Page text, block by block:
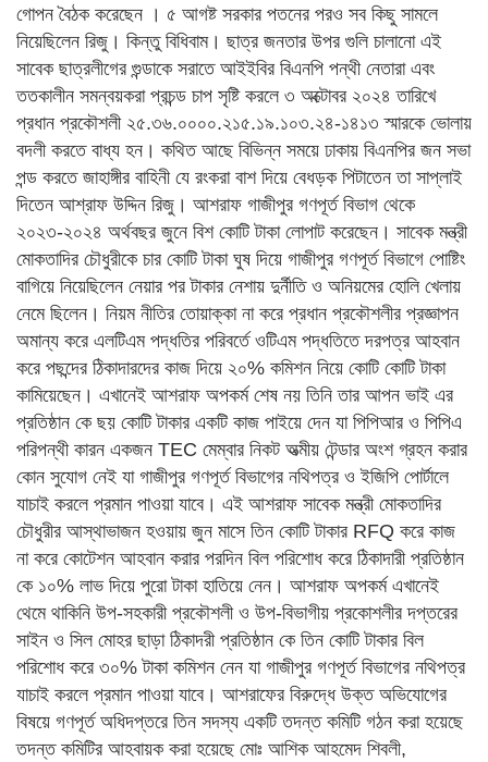
গোপন বৈঠক করেছেন । ৫ আগষ্ট সরকার পতনের পরও সব কিছু সামলে
নিয়েছিলেন রিজু। কিন্তু বিধিবাম। ছাত্র জনতার উপর গুলি চালানো এই
সাবেক ছাত্রলীগের গুন্ডাকে সরাতে আইইবির বিএনপি পন্থী নেতারা এবং
ততকালীন সমন্বয়করা প্রচন্ড চাপ সৃষ্টি করলে ৩ অক্টোবর ২০২৪ তারিখে
প্রধান প্রকৌশলী ২৫.৩৬.০০০০.২১৫.১৯.১০৩.২৪-১৪১৩ স্মারকে ভোলায়
বদলী করতে বাধ্য হন। কথিত আছে বিভিন্ন সময়ে ঢাকায় বিএনপির জন সভা
পন্ড করতে জাহাঙ্গীর বাহিনী যে রংকরা বাশ দিয়ে বেধড়ক পিটাতেন তা সাপ্লাই
দিতেন আশ্রাফ উদ্দিন রিজু। আশরাফ গাজীপুর গণপূর্ত বিভাগ থেকে
২০২৩-২০২৪ অর্থবছর জুনে বিশ কোটি টাকা লোপাট করেছেন। সাবেক মন্ত্রী
মোকতাদির চৌধুরীকে চার কোটি টাকা ঘুষ দিয়ে গাজীপুর গণপূর্ত বিভাগে পোষ্টিং
বাগিয়ে নিয়েছিলেন নেয়ার পর টাকার নেশায় দুর্নীতি ও অনিয়মের হোলি খেলায়
নেমে ছিলেন। নিয়ম নীতির তোয়াক্কা না করে প্রধান প্রকৌশলীর প্রজ্ঞাপন
অমান্য করে এলটিএম পদ্ধতির পরিবর্তে ওটিএম পদ্ধতিতে দরপত্র আহবান
করে পছন্দের ঠিকাদারদের কাজ দিয়ে ২০% কমিশন নিয়ে কোটি কোটি টাকা
কামিয়েছেন। এখানেই আশরাফ অপকর্ম শেষ নয় তিনি তার আপন ভাই এর
প্রতিষ্ঠান কে ছয় কোটি টাকার একটি কাজ পাইয়ে দেন যা পিপিআর ও পিপিএ
পরিপন্থী কারন একজন TEC মেম্বার নিকট অত্মীয় টেন্ডার অংশ গ্রহন করার
কোন সুযোগ নেই যা গাজীপুর গণপূর্ত বিভাগের নথিপত্র ও ইজিপি পোর্টালে
যাচাই করলে প্রমান পাওয়া যাবে। এই আশরাফ সাবেক মন্ত্রী মোকতাদির
চৌধুরীর আস্থাভাজন হওয়ায় জুন মাসে তিন কোটি টাকার RFQ করে কাজ
না করে কোটেশন আহবান করার পরদিন বিল পরিশোধ করে ঠিকাদারী প্রতিষ্ঠান
কে ১০% লাভ দিয়ে পুরো টাকা হাতিয়ে নেন। আশরাফ অপকর্ম এখানেই
থেমে থাকিনি উপ-সহকারী প্রকৌশলী ও উপ-বিভাগীয় প্রকোশলীর দপ্তরের
সাইন ও সিল মোহর ছাড়া ঠিকাদরী প্রতিষ্ঠান কে তিন কোটি টাকার বিল
পরিশোধ করে ৩০% টাকা কমিশন নেন যা গাজীপুর গণপূর্ত বিভাগের নথিপত্র
যাচাই করলে প্রমান পাওয়া যাবে। আশরাফের বিরুদ্ধে উক্ত অভিযোগের
বিষয়ে গণপূর্ত অধিদপ্তরে তিন সদস্য একটি তদন্ত কমিটি গঠন করা হয়েছে
তদন্ত কমিটির আহবায়ক করা হয়েছে মোঃ আশিক আহমেদ শিবলী,